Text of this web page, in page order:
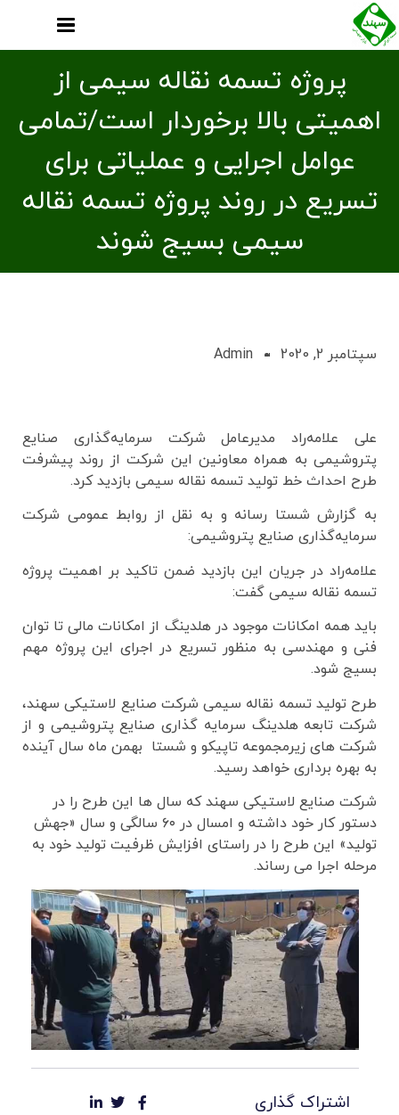
پروژه تسمه نقاله سیمی از
اهمیتی بالا برخوردار است/تمامی
عوامل اجرایی و عملیاتی برای
تسریع در روند پروژه تسمه نقاله
سیمی بسیج شوند
سپتامبر 2, 2020 Admin
علی علامه‌راد مدیرعامل شرکت سرمایه‌گذاری صنایع
پتروشیمی به همراه معاونین این شرکت از روند پیشرفت
طرح احداث خط تولید تسمه نقاله سیمی بازدید کرد.
به گزارش شستا رسانه و به نقل از روابط عمومی شرکت
سرمایه‌گذاری صنایع پتروشیمی:
علامه‌راد در جریان این بازدید ضمن تاکید بر اهمیت پروژه
تسمه نقاله سیمی گفت:
باید همه امکانات موجود در هلدینگ از امکانات مالی تا توان
فنی و مهندسی به منظور تسریع در اجرای این پروژه مهم
بسیج شود.
طرح تولید تسمه نقاله سیمی شرکت صنایع لاستیکی سهند،
شرکت تابعه هلدینگ سرمایه گذاری صنایع پتروشیمی و از
شرکت های زیرمجموعه تاپیکو و شستا بهمن ماه سال آینده
به بهره برداری خواهد رسید.
شرکت صنایع لاستیکی سهند که سال ها این طرح را در
دستور کار خود داشته و امسال در ۶۰ سالگی و سال «جهش
تولید» این طرح را در راستای افزایش ظرفیت تولید خود به
مرحله اجرا می رساند.
اشتراک گذاری